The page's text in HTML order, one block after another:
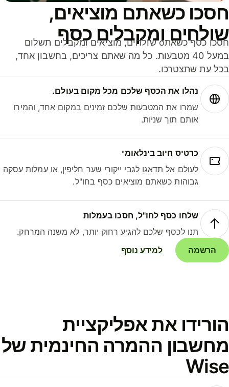
כשאתם מוציאים,
ומקבלים כסף
חסכו כסף כשאתo שולחים, מוציאים ומקבלים תשלום
במעל 40 מטבעות. כל מה שאתם צריכים, בחשבון אחד,
עת שתצטרכו.
נהלו את הכסף שלכם מכל מקום בעולם.
שמרו את המטבעות שלכם זמינים במקום אחד, והמירו
אותם תוך שניות.
כרטיס חיוב בינלאומי
לעולם אל תדאגו לגבי ייקורי שער חליפין, או עמלות עסקה
גבוהות כשאתם מוציאים כסף בחו"ל.
שלחו כסף לחו"ל, חסכו בעמלות
תנו לכסף שלכם להגיע רחוק יותר, לא משנה המרחק.
הרשמה
למידע נוסף
את אפליקציית
ההמרה החינמית של